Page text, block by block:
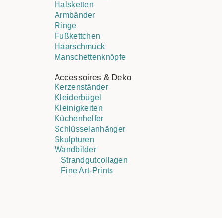
Halsketten
Armbänder
Ringe
Fußkettchen
Haarschmuck
Manschettenknöpfe
Accessoires & Deko
Kerzenständer
Kleiderbügel
Kleinigkeiten
Küchenhelfer
Schlüsselanhänger
Skulpturen
Wandbilder
Strandgutcollagen
Fine Art-Prints